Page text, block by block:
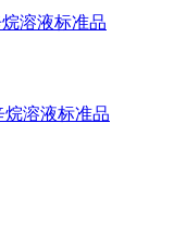
溶液标准品
烷溶液标准品